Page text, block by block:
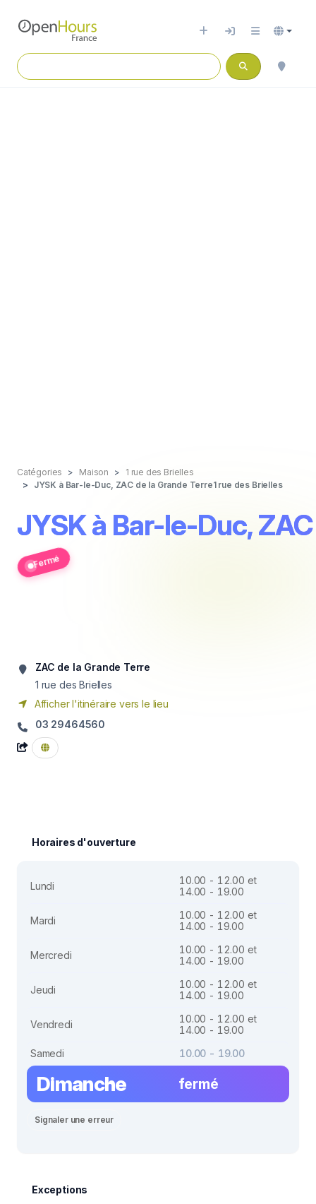
Catégories Maison
1 rue des Brielles
JYSK à Bar-le-Duc, ZAC de la Grande Terre1 rue des Brielles
JYSK à Bar-le-Duc,
Fermé
ZAC de la Grande Terre
1 rue des Brielles
Afficher l'itinéraire vers le lieu
03 29464560
Horaires d'ouverture
Lundi
10.00 - 12.00 et
14.00 - 19.00
Mardi
10.00 - 12.00 et
14.00 - 19.00
Mercredi
10.00 - 12.00 et
14.00 - 19.00
Jeudi
10.00 - 12.00 et
14.00 - 19.00
Vendredi
10.00 - 12.00 et
14.00 - 19.00
Samedi
10.00 - 19.00
Dimanche fermé
Signaler une erreur
Exceptions